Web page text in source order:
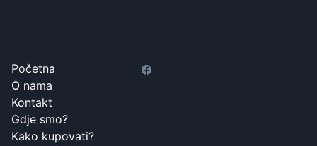
Početna
O nama
Kontakt
Gdje smo?
Kako kupovati?